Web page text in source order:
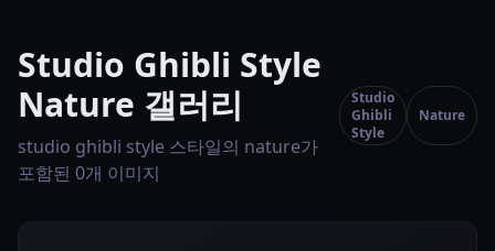
Studio Ghibli Style
Nature 갤러리
studio ghibli style 스타일의 nature가
포함된 0개 이미지
Studio
Ghibli
Style
Nature